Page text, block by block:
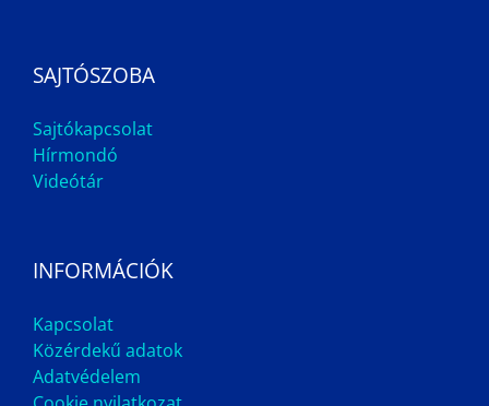
SAJTÓSZOBA
Sajtókapcsolat
Hírmondó
Videótár
INFORMÁCIÓK
Kapcsolat
Közérdekű adatok
Adatvédelem